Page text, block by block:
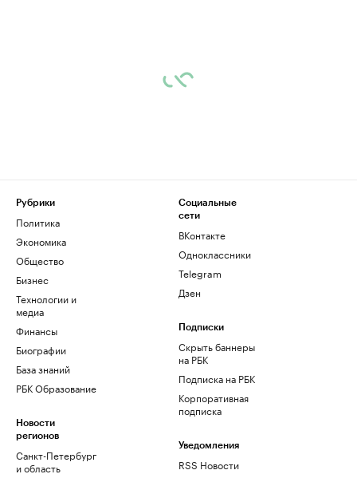
Рубрики
Политика
Экономика
Общество
Бизнес
Технологии и
медиа
Финансы
Биографии
База знаний
РБК Образование
Новости
регионов
Санкт-Петербург
и область
Социальные
сети
ВКонтакте
Одноклассники
Telegram
Дзен
Подписки
Скрыть баннеры
на РБК
Подписка на РБК
Корпоративная
подписка
Уведомления
RSS Новости